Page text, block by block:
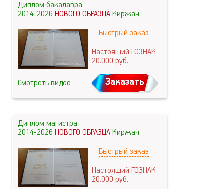
Диплом бакалавра
2014-2026НОВОГО ОБРАЗЦАКиржач
Быстрый заказ
Настоящий ГОЗНАК
20.000руб.
Смотреть видео Заказать
Диплом магистра
2014-2026НОВОГО ОБРАЗЦАКиржач
Быстрый заказ
Настоящий ГОЗНАК
20.000руб.